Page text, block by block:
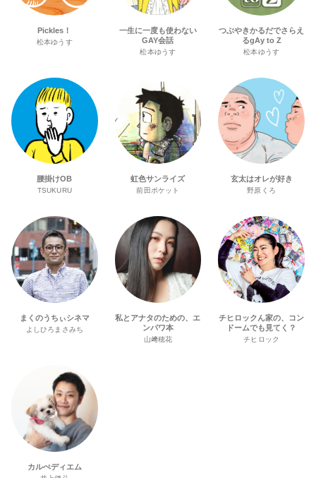
Pickles！
松本ゆうす
一生に一度も使わない
GAY会話
松本ゆうす
つぶやきかるだでさらえ
るgAy to Z
松本ゆうす
腰掛けOB
TSUKURU
虹色サンライズ
前田ポケット
玄太はオレが好き
野原くろ
まくのうちぃシネマ
よしひろまさみち
私とアナタのための、エ
ンパワ本
山﨑穂花
チヒロックん家の、コン
ドームでも見てく？
チヒロック
カルぺディエム